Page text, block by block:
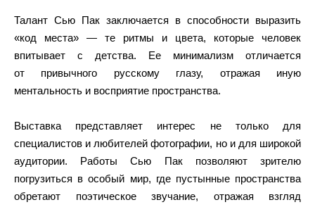
Талант Сью Пак заключается в способности выразить
«код места» — те ритмы и цвета, которые человек
впитывает с детства. Ее минимализм отличается
от привычного русскому глазу, отражая иную
ментальность и восприятие пространства.
Выставка представляет интерес не только для
специалистов и любителей фотографии, но и для широкой
аудитории. Работы Сью Пак позволяют зрителю
погрузиться в особый мир, где пустынные пространства
обретают поэтическое звучание, отражая взгляд